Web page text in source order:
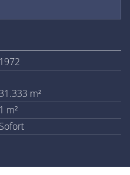
1972
31.333 m²
1 m²
Sofort